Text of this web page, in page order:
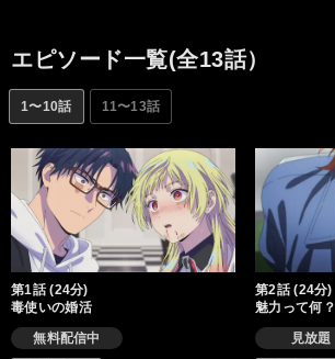
エピソード一覧(全13話）
1〜10話 11〜13話
第1話 (24分)
毒使いの婚活
無料配信中
第2話 (24分)
魅力って何？
見放題